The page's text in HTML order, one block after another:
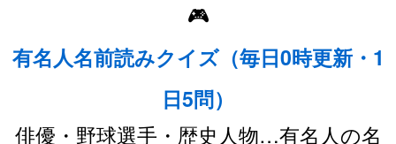
🎮
有名人名前読みクイズ（毎日0時更新・1
日5問）
俳優・野球選手・歴史人物…有名人の名